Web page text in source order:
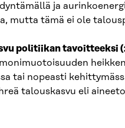
ja
mutta tämä ei ole
politiikan tavoitteeksi
tai nopeasti
talouskasvu eli